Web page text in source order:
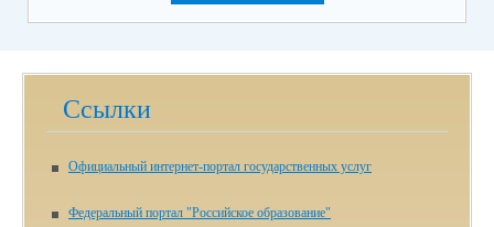
Ссылки
Официальный интернет-портал государственных услуг
Федеральный портал "Российское образование"